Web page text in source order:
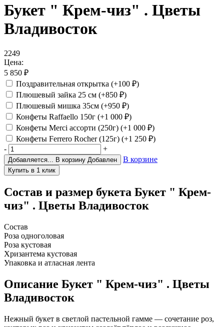
Букет " Крем-чиз" . Цветы
Владивосток
2249
Цена:
5 850 ₽
Поздравительная открытка (+100 ₽)
Плюшевый зайка 25 см (+850 ₽)
Плюшевый мишка 35см (+950 ₽)
Конфеты Raffaello 150г (+1 000 ₽)
Конфеты Merci ассорти (250г) (+1 000 ₽)
Конфеты Ferrero Rocher (125г) (+1 250 ₽)
-
+
Добавляется... В корзину Добавлен В корзине
Состав и размер букета Букет " Крем-
чиз" . Цветы Владивосток
Состав
Роза одноголовая
Роза кустовая
Хризантема кустовая
Упаковка и атласная лента
Описание Букет " Крем-чиз" . Цветы
Владивосток
Нежный букет в светлой пастельной гамме — сочетание роз,